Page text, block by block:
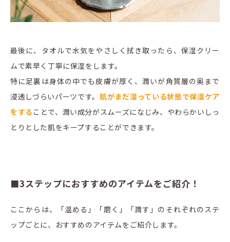
最後に、タオルで水気をやさしく拭き取ったら、保湿クリー
ムで素早く丁寧に保湿をします。
特に足裏は身体の中でも皮膚が厚く、潤いが角質層の奥まで
浸透しづらいパーツです。肌がまだ湿っている状態で保湿ケア
をする ことで、潤い成分がスムーズになじみ、やわらかいしっ
とりとした肌をキープすることができます。
■3ステップにおすすめのアイテムをご紹介！
ここからは、「温める」「磨く」「潤す」のそれぞれのステ
ップごとに、おすすめのアイテムをご紹介します。